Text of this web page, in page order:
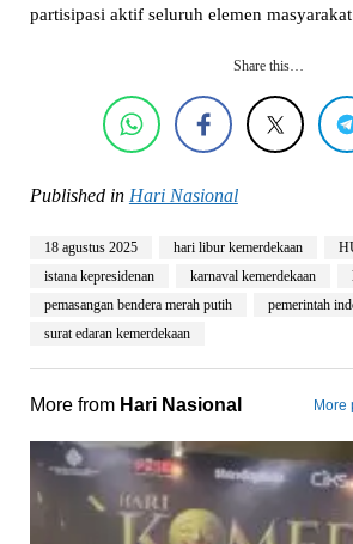
partisipasi aktif seluruh elemen
Share this…
Published in Hari Nasional
18 agustus 2025 hari libur kemerdekaan
istana kepresidenan
karnaval kemerdekaan
pemasangan bendera merah putih
pemerintah
surat edaran kemerdekaan
More from Hari Nasional More